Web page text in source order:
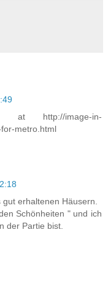
http://image-in-
metro.html
erhaltenen Häusern.
Schönheiten " und ich
der Partie bist.